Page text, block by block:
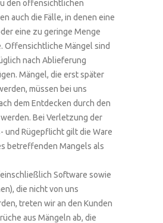
den offensichtlichen
auch die Fälle, in denen eine
eine zu geringe Menge
Offensichtliche Mängel sind
nach Ablieferung
Mängel, die erst später
müssen bei uns
dem Entdecken durch den
Bei Verletzung der
und Rügepflicht gilt die Ware
betreffenden Mangels als
Software sowie
die nicht von uns
treten wir an den Kunden
aus Mängeln ab, die